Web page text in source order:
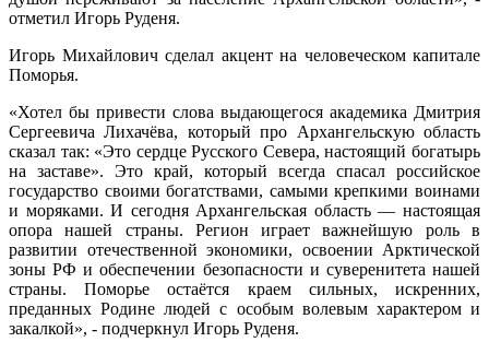
отметил Игорь Руденя.
Игорь Михайлович сделал акцент на человеческом капитале
Поморья.
«Хотел бы привести слова выдающегося академика Дмитрия
Сергеевича Лихачёва, который про Архангельскую область
сказал так: «Это сердце Русского Севера, настоящий богатырь
на заставе». Это край, который всегда спасал российское
государство своими богатствами, самыми крепкими воинами
и моряками. И сегодня Архангельская область — настоящая
опора нашей страны. Регион играет важнейшую роль в
развитии отечественной экономики, освоении Арктической
зоны РФ и обеспечении безопасности и суверенитета нашей
страны. Поморье остаётся краем сильных, искренних,
преданных Родине людей с особым волевым характером и
закалкой», - подчеркнул Игорь Руденя.